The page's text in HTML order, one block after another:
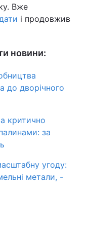
Вже
і продовжив
новини:
до дворічного
критично
за
угоду:
метали, -